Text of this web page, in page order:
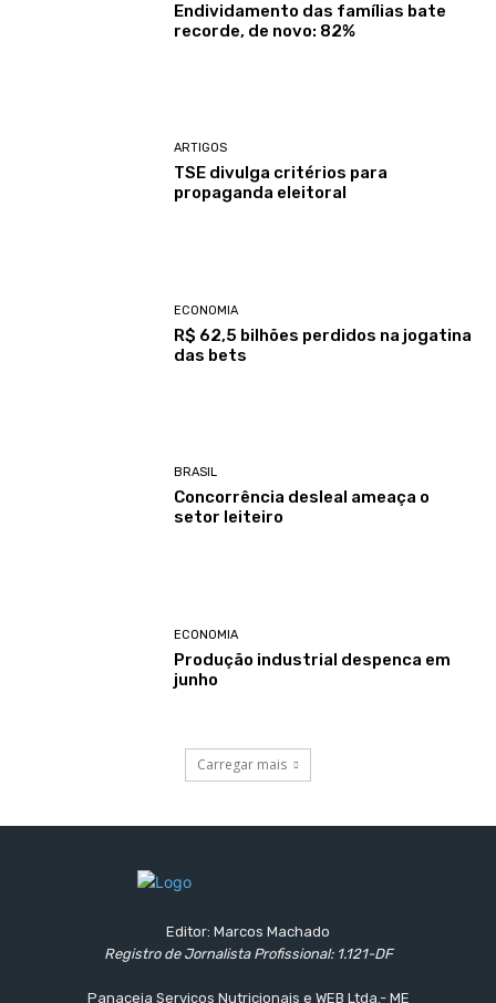
Endividamento das famílias bate
recorde, de novo: 82%
ARTIGOS
TSE divulga critérios para
propaganda eleitoral
ECONOMIA
R$ 62,5 bilhões perdidos na jogatina
das bets
BRASIL
Concorrência desleal ameaça o
setor leiteiro
ECONOMIA
Produção industrial despenca em
junho
Carregar mais
Editor: Marcos Machado
Registro de Jornalista Profissional: 1.121-DF
Panaceia Serviços Nutricionais e WEB Ltda.- ME